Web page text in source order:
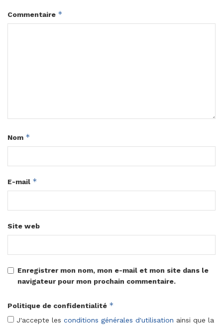
Commentaire *
Nom *
E-mail *
Site web
Enregistrer mon nom, mon e-mail et mon site dans le
navigateur pour mon prochain commentaire.
Politique de confidentialité *
J'accepte les conditions générales d'utilisation ainsi que la